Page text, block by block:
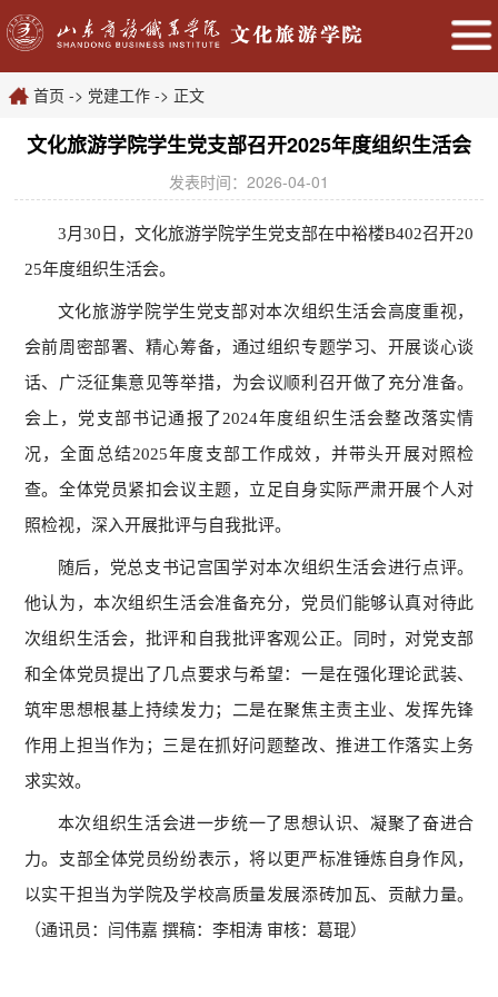
首页 -> 党建工作 -> 正文
文化旅游学院学生党支部召开2025年度组织生活会
发表时间：2026-04-01
3月30日，文化旅游学院学生党支部在中裕楼B402召开20
25年度组织生活会。
文化旅游学院学生党支部对本次组织生活会高度重视，
会前周密部署、精心筹备，通过组织专题学习、开展谈心谈
话、广泛征集意见等举措，为会议顺利召开做了充分准备。
会上，党支部书记通报了2024年度组织生活会整改落实情
况，全面总结2025年度支部工作成效，并带头开展对照检
查。全体党员紧扣会议主题，立足自身实际严肃开展个人对
照检视，深入开展批评与自我批评。
随后，党总支书记宫国学对本次组织生活会进行点评。
他认为，本次组织生活会准备充分，党员们能够认真对待此
次组织生活会，批评和自我批评客观公正。同时，对党支部
和全体党员提出了几点要求与希望：一是在强化理论武装、
筑牢思想根基上持续发力；二是在聚焦主责主业、发挥先锋
作用上担当作为；三是在抓好问题整改、推进工作落实上务
求实效。
本次组织生活会进一步统一了思想认识、凝聚了奋进合
力。支部全体党员纷纷表示，将以更严标准锤炼自身作风，
以实干担当为学院及学校高质量发展添砖加瓦、贡献力量。
（通讯员：闫伟嘉 撰稿：李相涛 审核：葛琨）